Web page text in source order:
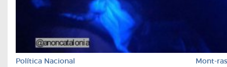
Política Nacional Mont-ras